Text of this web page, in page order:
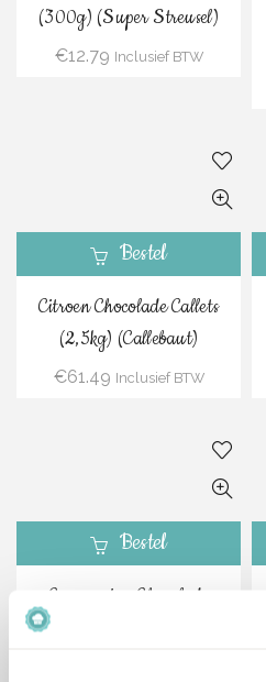
(300g) (Super Streusel)
€12.79 Inclusief BTW
Bestel
Citroen Chocolade Callets
(2,5kg) (Callebaut)
€61.49 Inclusief BTW
Bestel
Cappuccino Chocolade
Callets (2,5kg) (Callebaut)